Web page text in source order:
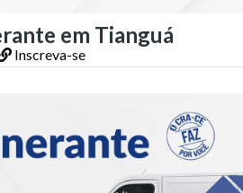
em Tianguá
Inscreva-se